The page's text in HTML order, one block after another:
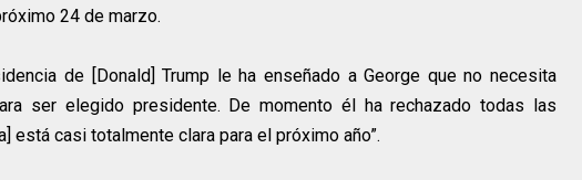
24 de marzo.
de [Donald] Trump le ha enseñado a George que no necesita
ser elegido presidente. De momento él ha rechazado todas las
está casi totalmente clara para el próximo año”.